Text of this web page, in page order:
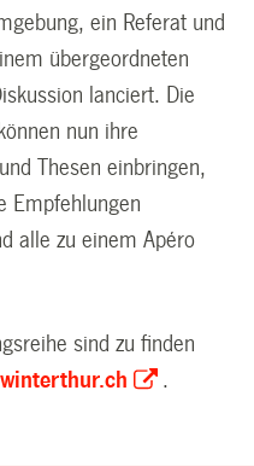
ein Referat und
übergeordneten
lanciert. Die
nun ihre
Thesen einbringen,
Empfehlungen
alle zu einem Apéro
sind zu finden
.